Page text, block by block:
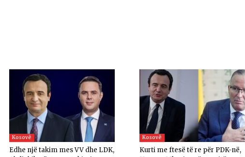
Kosovë
Edhe një takim mes VV dhe LDK,
Kosovë
Kurti me ftesë të re për PDK-në,